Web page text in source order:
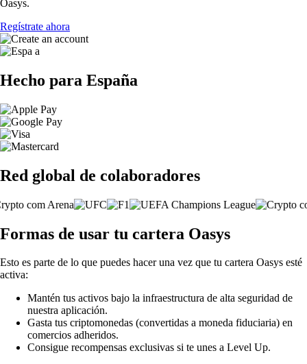
Oasys.
Regístrate ahora
Hecho para España
Red global de colaboradores
Formas de usar tu cartera Oasys
Esto es parte de lo que puedes hacer una vez que tu cartera Oasys esté
activa:
Mantén tus activos bajo la infraestructura de alta seguridad de
nuestra aplicación.
Gasta tus criptomonedas (convertidas a moneda fiduciaria) en
comercios adheridos.
Consigue recompensas exclusivas si te unes a Level Up.